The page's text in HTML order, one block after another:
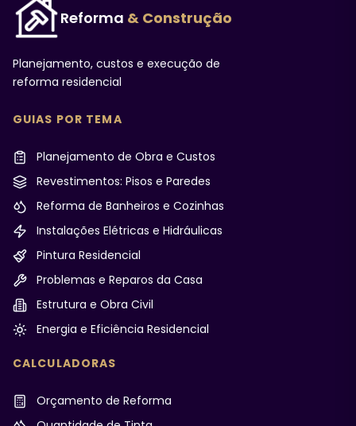
Reforma & Construção
Planejamento, custos e execução de
reforma residencial
GUIAS POR TEMA
Planejamento de Obra e Custos
Revestimentos: Pisos e Paredes
Reforma de Banheiros e Cozinhas
Instalações Elétricas e Hidráulicas
Pintura Residencial
Problemas e Reparos da Casa
Estrutura e Obra Civil
Energia e Eficiência Residencial
CALCULADORAS
Orçamento de Reforma